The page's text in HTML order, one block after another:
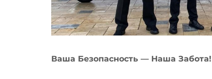
Ваша Безопасность — Наша Забота!